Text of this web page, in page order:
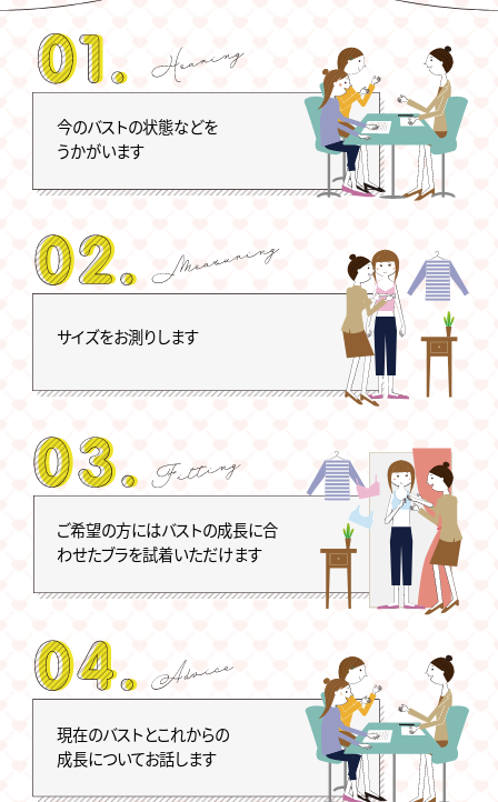
今のバストの状態などを
うかがいます
サイズをお測りします
ご希望の方にはバストの成長に合
わせたブラを試着いただけます
現在のバストとこれからの
成長についてお話します